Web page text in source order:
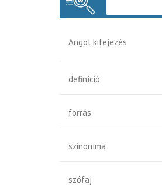
Angol kifejezés
definíció
forrás
szinoníma
szófaj